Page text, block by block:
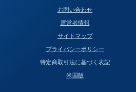
お問い合わせ
運営者情報
サイトマップ
プライバシーポリシー
特定商取引法に基づく表記
米国版